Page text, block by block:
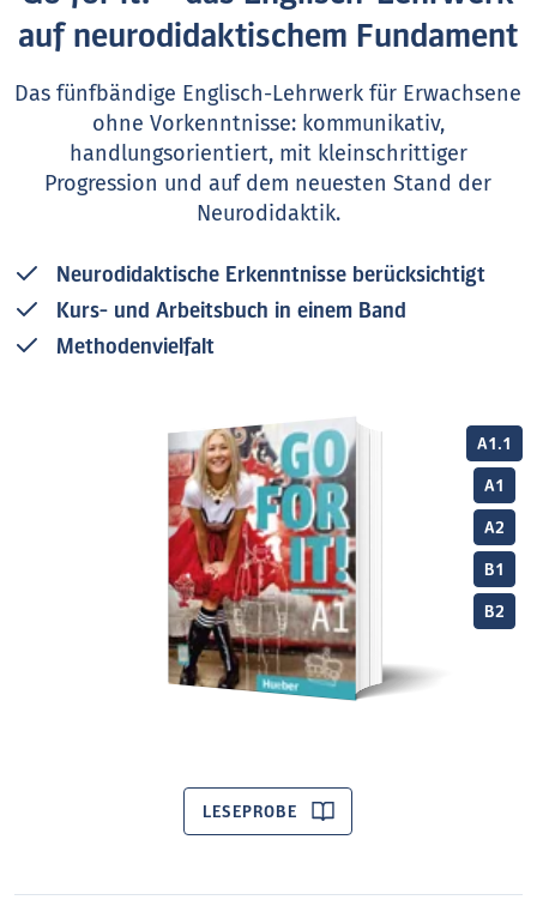
A1.1
A1
A2
B1
B2
LESEPROBE
auf neurodidaktischem Fundament
Das fünfbändige Englisch-Lehrwerk für Erwachsene
ohne Vorkenntnisse: kommunikativ,
handlungsorientiert, mit kleinschrittiger
Progression und auf dem neuesten Stand der
Neurodidaktik.
Neurodidaktische Erkenntnisse berücksichtigt
Kurs- und Arbeitsbuch in einem Band
Methodenvielfalt